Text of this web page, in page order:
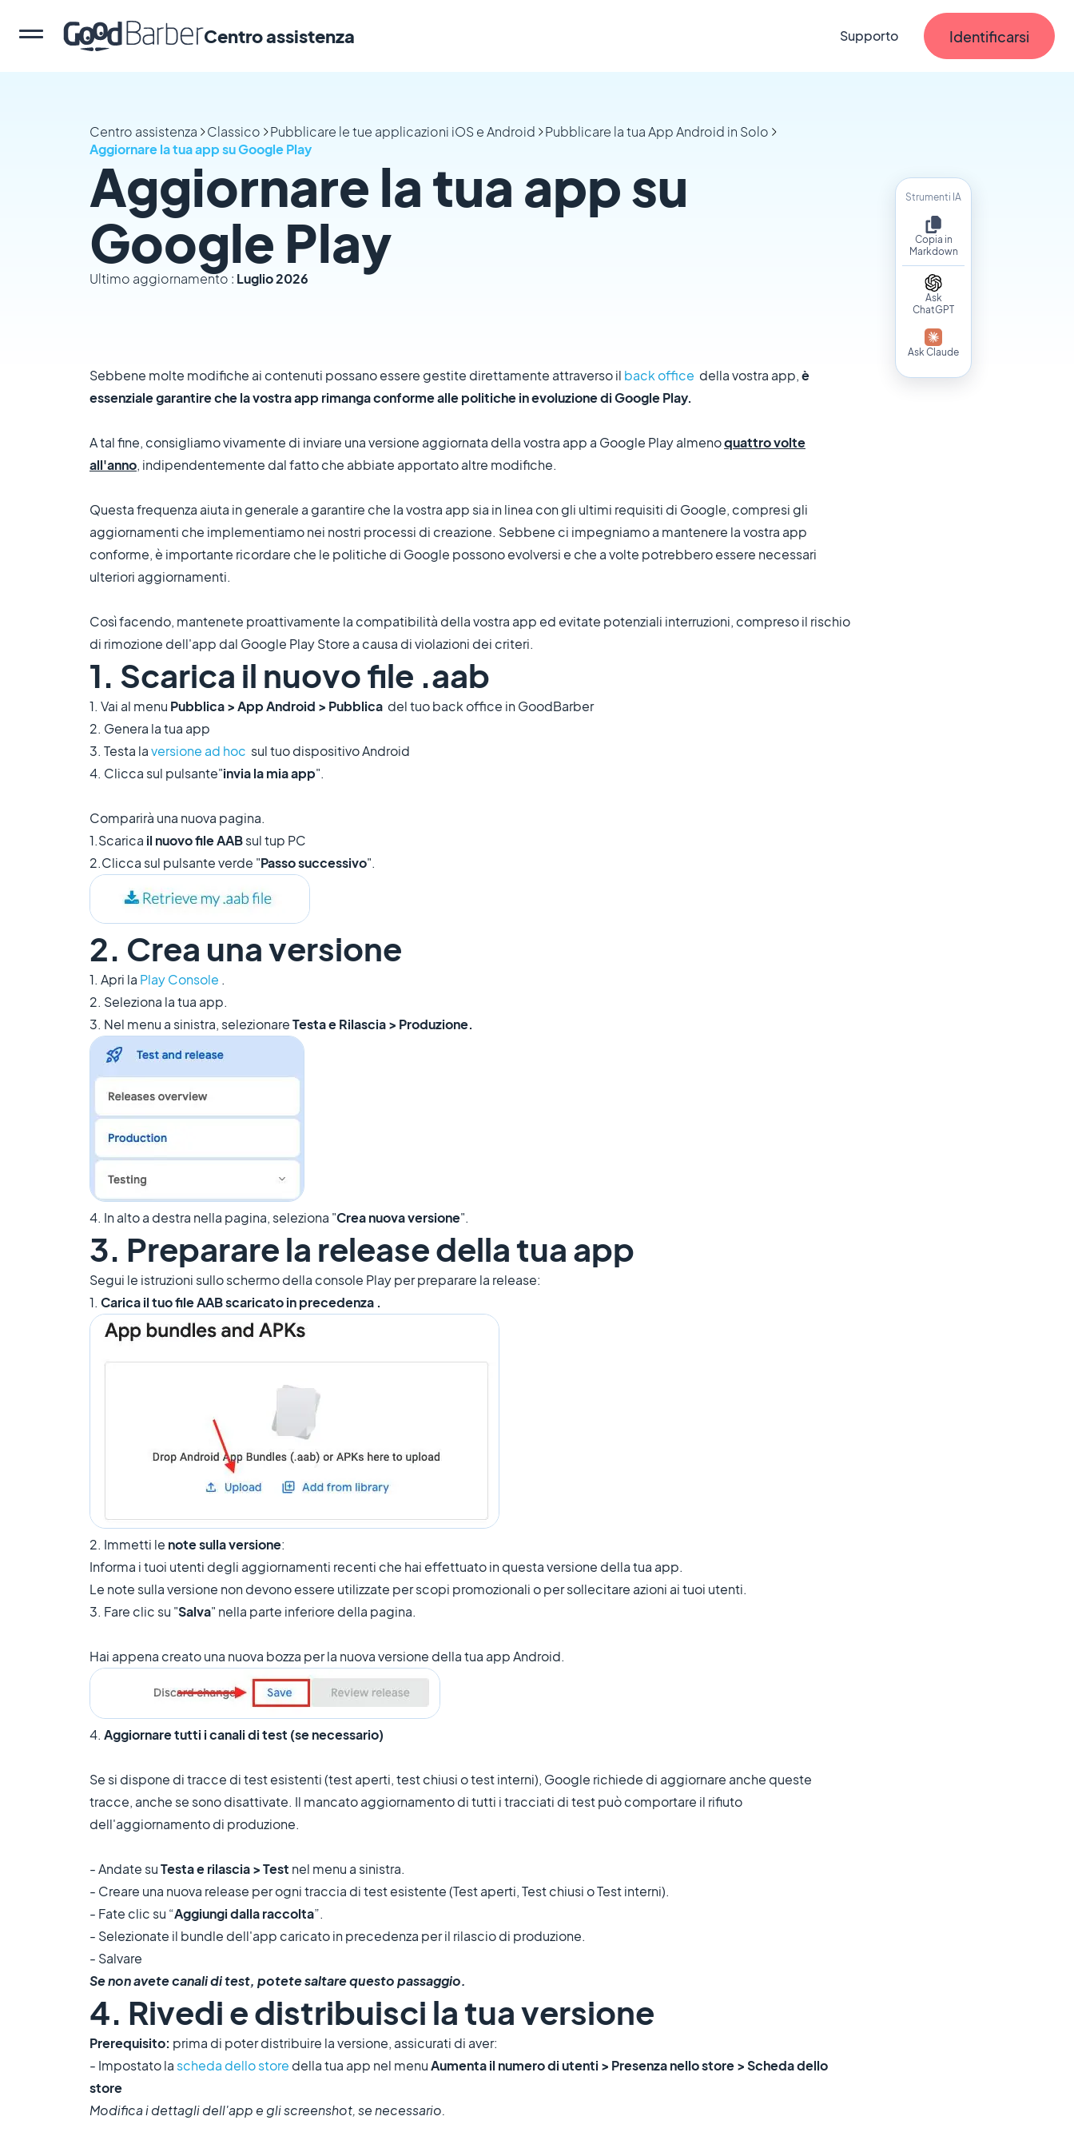
Centro assistenza Supporto Identificarsi
Strumenti IA
Copia in
Markdown
Ask
ChatGPT
Ask Claude
Centro assistenza Classico Pubblicare le tue applicazioni iOS e Android
Pubblicare la tua App Android in Solo
Aggiornare la tua app su Google Play
Aggiornare la tua app su
Google Play
Ultimo aggiornamento : Luglio 2026
Sebbene molte modifiche ai contenuti possano essere gestite direttamente attraverso il back office della vostra app,è
essenziale garantire che la vostra app rimanga conforme alle politiche in evoluzione di Google Play.
A tal fine, consigliamo vivamente di inviare una versione aggiornata della vostra app a Google Play almenoquattro volte
all'anno, indipendentemente dal fatto che abbiate apportato altre modifiche.
Questa frequenza aiuta in generale a garantire che la vostra app sia in linea con gli ultimi requisiti di Google, compresi gli
aggiornamenti che implementiamo nei nostri processi di creazione. Sebbene ci impegniamo a mantenere la vostra app
conforme, è importante ricordare che le politiche di Google possono evolversi e che a volte potrebbero essere necessari
ulteriori aggiornamenti.
Così facendo, mantenete proattivamente la compatibilità della vostra app ed evitate potenziali interruzioni, compreso il rischio
di rimozione dell'app dal Google Play Store a causa di violazioni dei criteri.
1. Scarica il nuovo file .aab
1. Vai al menu Pubblica > App Android > Pubblicadel tuo back office in GoodBarber
2. Genera la tua app
3. Testa laversione ad hoc sul tuo dispositivo Android
4. Clicca sul pulsante"invia la mia app".
Comparirà una nuova pagina.
1.Scarica il nuovo file AABsul tup PC
2.Clicca sul pulsante verde "Passo successivo".
2. Crea una versione
1. Apri la Play Console .
2. Seleziona la tua app.
3. Nel menu a sinistra, selezionareTesta e Rilascia > Produzione.
4. In alto a destra nella pagina, seleziona "Crea nuova versione".
3. Preparare la release della tua app
Segui le istruzioni sullo schermo della console Play per preparare la release:
1. Carica il tuo file AAB scaricato in precedenza .
2. Immetti le note sulla versione:
Informa i tuoi utenti degli aggiornamenti recenti che hai effettuato in questa versione della tua app.
Le note sulla versione non devono essere utilizzate per scopi promozionali o per sollecitare azioni ai tuoi utenti.
3. Fare clic su "Salva" nella parte inferiore della pagina.
Hai appena creato una nuova bozza per la nuova versione della tua app Android.
4. Aggiornare tutti i canali di test (se necessario)
Se si dispone di tracce di test esistenti (test aperti, test chiusi o test interni), Google richiede di aggiornare anche queste
tracce, anche se sono disattivate. Il mancato aggiornamento di tutti i tracciati di test può comportare il rifiuto
dell'aggiornamento di produzione.
- Andate suTesta e rilascia > Test nel menu a sinistra.
- Creare una nuova release per ogni traccia di test esistente (Test aperti, Test chiusi o Test interni).
- Fate clic su “Aggiungi dalla raccolta”.
- Selezionate il bundle dell'app caricato in precedenza per il rilascio di produzione.
- Salvare
Se non avete canali di test, potete saltare questo passaggio.
4. Rivedi e distribuisci la tua versione
Prerequisito: prima di poter distribuire la versione, assicurati di aver:
- Impostato la scheda dello store della tua app nel menuAumenta il numero di utenti > Presenza nello store > Scheda dello
store
Modifica i dettagli dell'app e gli screenshot, se necessario.